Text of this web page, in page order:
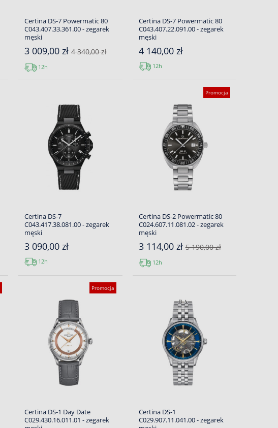
Certina DS-7 Powermatic 80
C043.407.33.361.00 - zegarek
męski
3 009,00 zł4 340,00 zł
12h
Certina DS-7 Powermatic 80
C043.407.22.091.00 - zegarek
męski
4 140,00 zł
12h
Certina DS-7
C043.417.38.081.00 - zegarek
męski
3 090,00 zł
12h
Promocja
Certina DS-2 Powermatic 80
C024.607.11.081.02 - zegarek
męski
3 114,00 zł5 190,00 zł
12h
Promocja
Certina DS-1 Day Date
C029.430.16.011.01 - zegarek
Certina DS-1
C029.907.11.041.00 - zegarek